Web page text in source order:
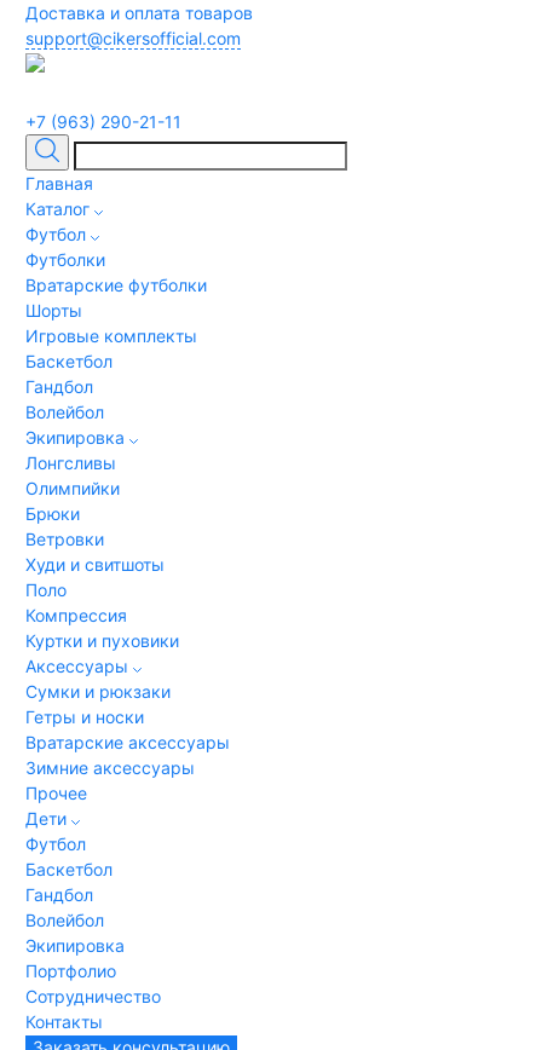
Доставка и оплата товаров
support@cikersofficial.com
+7 (963) 290-21-11
Главная
Каталог
Футбол
Футболки
Вратарские футболки
Шорты
Игровые комплекты
Баскетбол
Гандбол
Волейбол
Экипировка
Лонгсливы
Олимпийки
Брюки
Ветровки
Худи и свитшоты
Поло
Компрессия
Куртки и пуховики
Аксессуары
Сумки и рюкзаки
Гетры и носки
Вратарские аксессуары
Зимние аксессуары
Прочее
Дети
Футбол
Баскетбол
Гандбол
Волейбол
Экипировка
Портфолио
Сотрудничество
Контакты